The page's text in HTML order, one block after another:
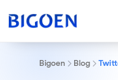
Bigoen Blog